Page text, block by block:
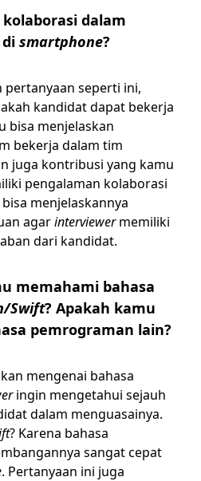
dalam
smartphone?
pertanyaan seperti ini,
kandidat dapat bekerja
bisa menjelaskan
bekerja dalam tim
juga kontribusi yang kamu
pengalaman kolaborasi
menjelaskannya
agarinterviewermemiliki
dari kandidat.
memahami bahasa
Swift? Apakah kamu
pemrograman lain?
mengenai bahasa
ingin mengetahui sejauh
dalam menguasainya.
? Karena bahasa
sangat cepat
. Pertanyaan ini juga